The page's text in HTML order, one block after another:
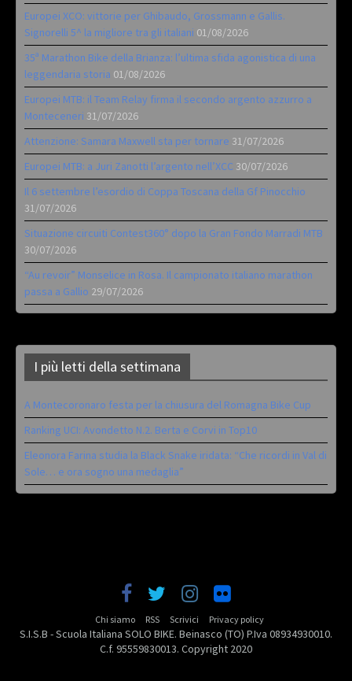
Europei XCO: vittorie per Ghibaudo, Grossmann e Gallis.
Signorelli 5^ la migliore tra gli italiani 01/08/2026
35ª Marathon Bike della Brianza: l’ultima sfida agonistica di una
leggendaria storia 01/08/2026
Europei MTB: il Team Relay firma il secondo argento azzurro a
Monteceneri 31/07/2026
Attenzione: Samara Maxwell sta per tornare 31/07/2026
Europei MTB: a Juri Zanotti l’argento nell’XCC 30/07/2026
Il 6 settembre l’esordio di Coppa Toscana della Gf Pinocchio
31/07/2026
Situazione circuiti Contest360° dopo la Gran Fondo Marradi MTB
30/07/2026
“Au revoir” Monselice in Rosa. Il campionato italiano marathon
passa a Gallio 29/07/2026
I più letti della settimana
A Montecoronaro festa per la chiusura del Romagna Bike Cup
Ranking UCI: Avondetto N.2. Berta e Corvi in Top10
Eleonora Farina studia la Black Snake iridata: “Che ricordi in Val di
Sole… e ora sogno una medaglia”
Chi siamo RSS Scrivici Privacy policy
S.I.S.B - Scuola Italiana SOLO BIKE. Beinasco (TO) P.Iva 08934930010.
C.f. 95559830013. Copyright 2020